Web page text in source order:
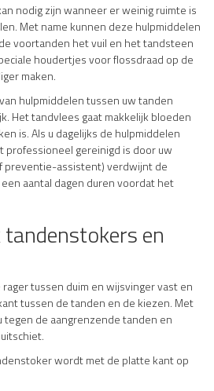
nodig zijn wanneer er weinig ruimte is
Met name kunnen deze hulpmiddelen
voortanden het vuil en het tandsteen
houdertjes voor flossdraad op de
maken.
hulpmiddelen tussen uw tanden
Het tandvlees gaat makkelijk bloeden
is. Als u dagelijks de hulpmiddelen
professioneel gereinigd is door uw
preventie-assistent) verdwijnt de
aantal dagen duren voordat het
en
tussen duim en wijsvinger vast en
tussen de tanden en de kiezen. Met
de aangrenzende tanden en
wordt met de platte kant op